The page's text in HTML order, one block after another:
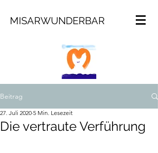
MISARWUNDERBAR
Beitrag
Die vertraute Verführung
27. Juli 2020 5 Min. Lesezeit